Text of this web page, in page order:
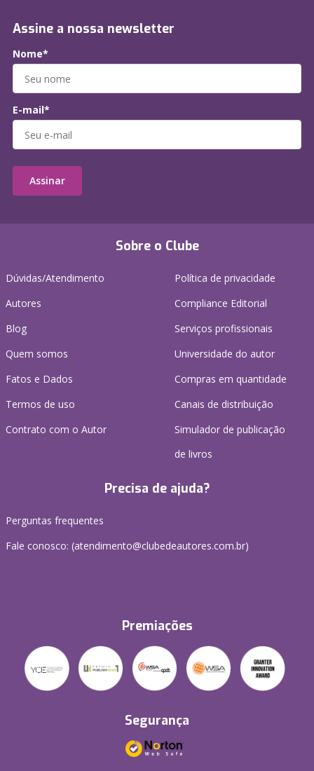
Sobre o Clube
Dúvidas/Atendimento
Autores
Blog
Quem somos
Fatos e Dados
Termos de uso
Contrato com o Autor
Política de privacidade
Compliance Editorial
Serviços profissionais
Universidade do autor
Compras em quantidade
Canais de distribuição
Simulador de publicação
de livros
Precisa de ajuda?
Perguntas frequentes
Fale conosco: (atendimento@clubedeautores.com.br)
Premiações
Segurança
Assine a nossa newsletter
Nome*
E-mail*
Assinar